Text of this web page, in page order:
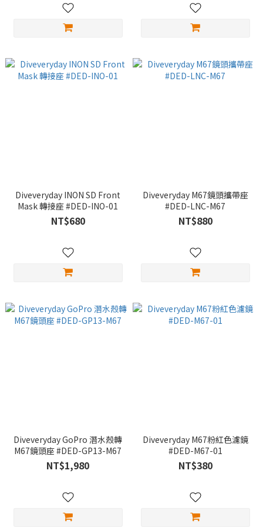
Diveveryday INON SD Front
Mask 轉接座 #DED-INO-01
NT$680
Diveveryday M67鏡頭攜帶座
#DED-LNC-M67
NT$880
Diveveryday GoPro 潛水殼轉
M67鏡頭座 #DED-GP13-M67
NT$1,980
Diveveryday M67粉紅色濾鏡
#DED-M67-01
NT$380